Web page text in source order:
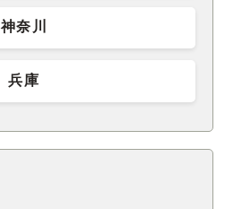
神奈川
兵庫